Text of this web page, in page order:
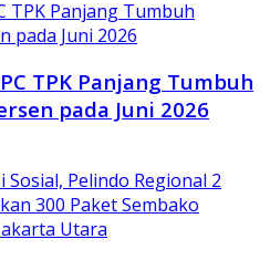
TPK Panjang Tumbuh
pada Juni 2026